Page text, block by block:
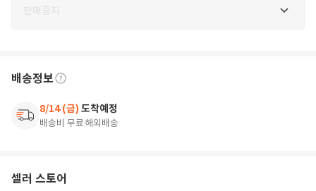
판매중지
배송정보
8/14 (금) 도착예정
배송비 무료해외배송
셀러 스토어